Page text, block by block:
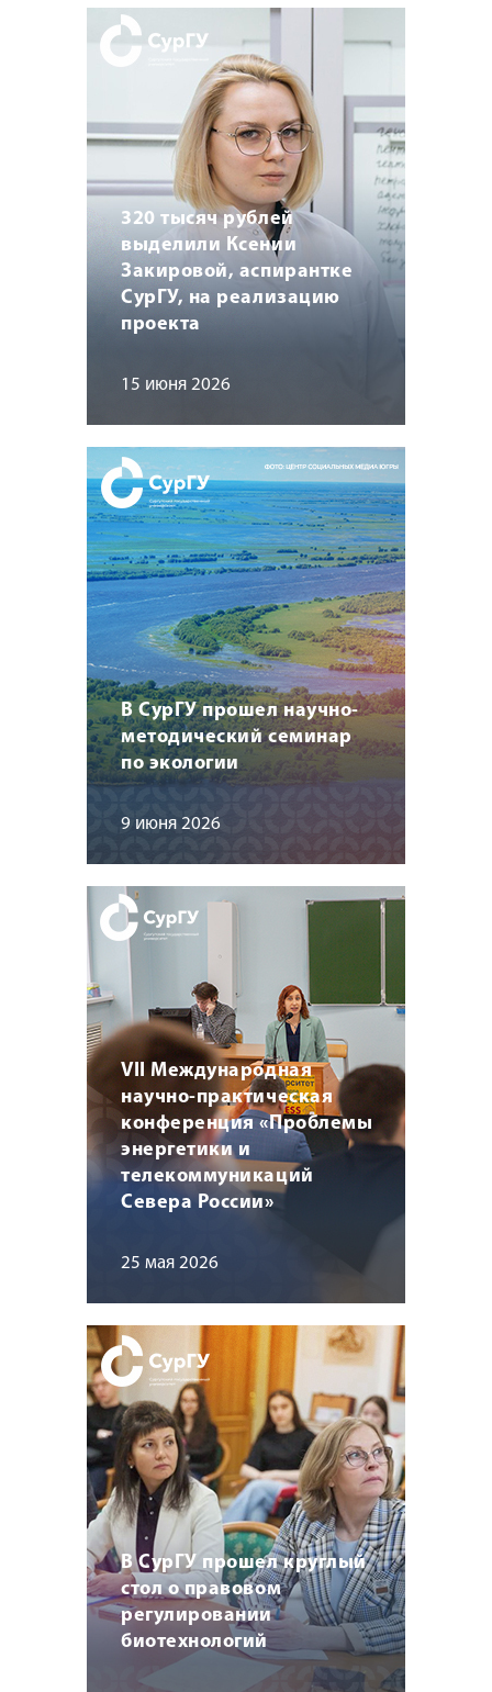
320 тысяч рублей
выделили Ксении
Закировой, аспирантке
СурГУ, на реализацию
проекта
15 июня 2026
В СурГУ прошел научно-
методический семинар
по экологии
9 июня 2026
VII Международная
научно-практическая
конференция «Проблемы
энергетики и
телекоммуникаций
Севера России»
25 мая 2026
В СурГУ прошел круглый
стол о правовом
регулировании
биотехнологий